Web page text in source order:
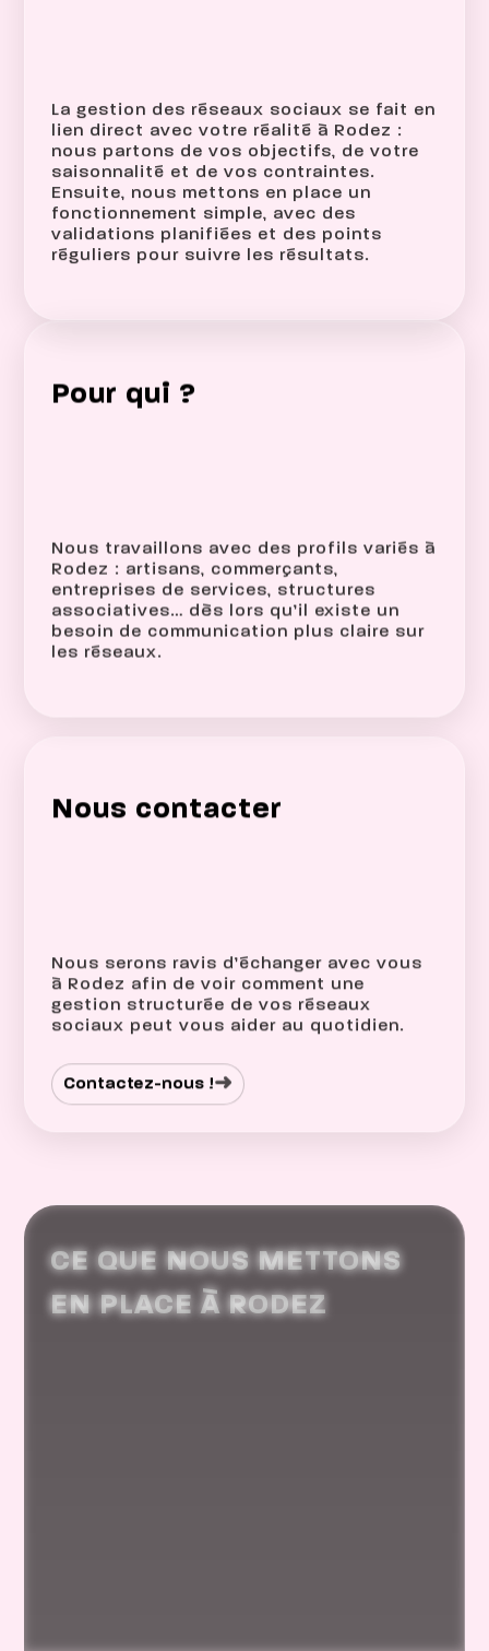
La gestion des réseaux sociaux se fait en
lien direct avec votre réalité à Rodez :
nous partons de vos objectifs, de votre
saisonnalité et de vos contraintes.
Ensuite, nous mettons en place un
fonctionnement simple, avec des
validations planifiées et des points
réguliers pour suivre les résultats.
Pour qui ?
Nous travaillons avec des profils variés à
Rodez : artisans, commerçants,
entreprises de services, structures
associatives… dès lors qu’il existe un
besoin de communication plus claire sur
les réseaux.
Nous contacter
Nous serons ravis d’échanger avec vous
à Rodez afin de voir comment une
gestion structurée de vos réseaux
sociaux peut vous aider au quotidien.
Contactez-nous !➜
CE QUE NOUS METTONS
EN PLACE À RODEZ